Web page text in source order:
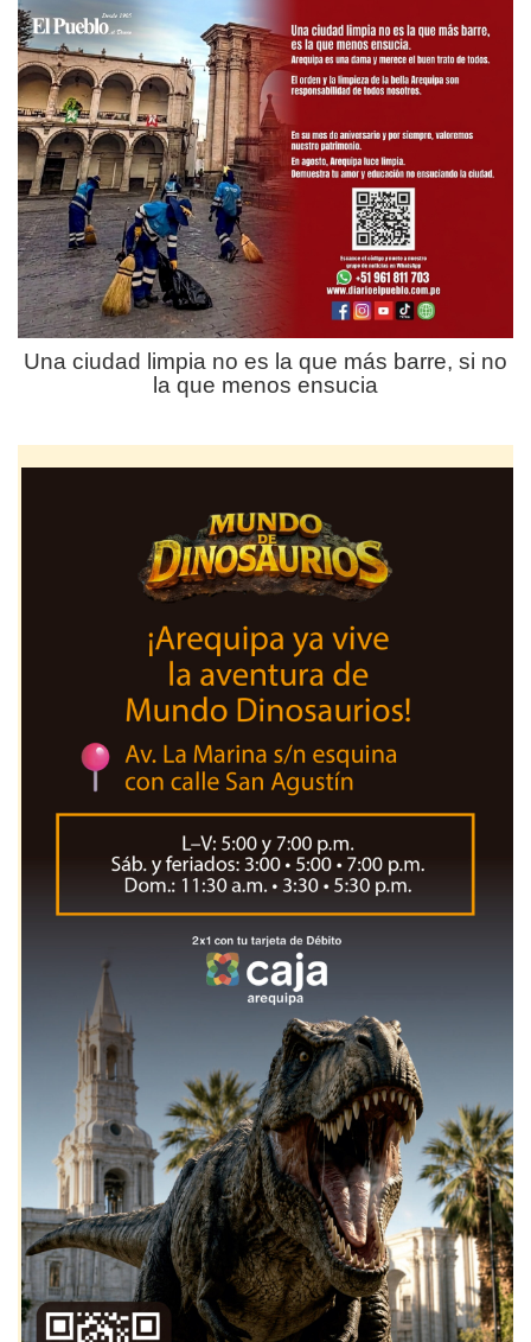
Una ciudad limpia no es la que más barre, si no
la que menos ensucia